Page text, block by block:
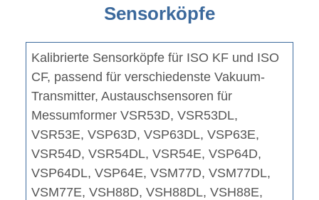
Sensorköpfe
Kalibrierte Sensorköpfe für ISO KF und ISO
CF, passend für verschiedenste Vakuum-
Transmitter, Austauschsensoren für
Messumformer VSR53D, VSR53DL,
VSR53E, VSP63D, VSP63DL, VSP63E,
VSR54D, VSR54DL, VSR54E, VSP64D,
VSP64DL, VSP64E, VSM77D, VSM77DL,
VSM77E, VSH88D, VSH88DL, VSH88E,